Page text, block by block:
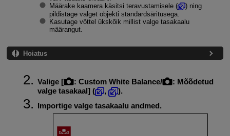
Määrake kaamera käsitsi teravustamisele (
) ning
pildistage valget objekti standardsäritusega.
Kasutage võttel ükskõik millist valge tasakaalu
määrangut.
Hoiatus
Valige [ : Custom White Balance/
: Mõõdetud
valge tasakaal] ( ,
).
Importige valge tasakaalu andmed.